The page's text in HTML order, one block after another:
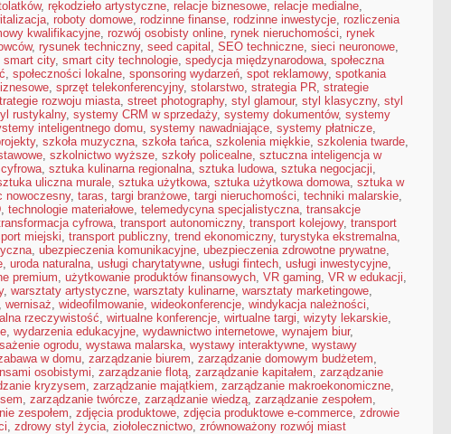
, rękodzieło artystyczne, relacje biznesowe, relacje medialne,
, roboty domowe, rodzinne finanse, rodzinne inwestycje, rozliczenia
kwalifikacyjne, rozwój osobisty online, rynek nieruchomości, rynek
, rysunek techniczny, seed capital , SEO techniczne, sieci neuronowe,
smart city, smart city technologie, spedycja międzynarodowa, społeczna
, społeczności lokalne, sponsoring wydarzeń, spot reklamowy, spotkania
, sprzęt telekonferencyjny, stolarstwo, strategia PR, strategie
rozwoju miasta, street photography, styl glamour, styl klasyczny, styl
rustykalny, systemy CRM w sprzedaży, systemy dokumentów, systemy
inteligentnego domu, systemy nawadniające, systemy płatnicze,
, szkoła muzyczna, szkoła tańca, szkolenia miękkie, szkolenia twarde,
, szkolnictwo wyższe, szkoły policealne, sztuczna inteligencja w
, sztuka kulinarna regionalna, sztuka ludowa, sztuka negocjacji,
uliczna murale, sztuka użytkowa, sztuka użytkowa domowa, sztuka w
nowoczesny, taras, targi branżowe, targi nieruchomości, techniki malarskie,
, technologie materiałowe, telemedycyna specjalistyczna, transakcje
cyfrowa, transport autonomiczny, transport kolejowy, transport
miejski, transport publiczny, trend ekonomiczny, turystyka ekstremalna,
, ubezpieczenia komunikacyjne, ubezpieczenia zdrowotne prywatne,
, uroda naturalna, usługi charytatywne, usługi fintech, usługi inwestycyjne,
premium, użytkowanie produktów finansowych, VR gaming, VR w edukacji,
, warsztaty artystyczne, warsztaty kulinarne, warsztaty marketingowe,
, wernisaż, wideofilmowanie, wideokonferencje, windykacja należności,
rzeczywistość, wirtualne konferencje, wirtualne targi, wizyty lekarskie,
, wydarzenia edukacyjne, wydawnictwo internetowe, wynajem biur,
ogrodu, wystawa malarska, wystawy interaktywne, wystawy
w domu, zarządzanie biurem, zarządzanie domowym budżetem,
osobistymi, zarządzanie flotą, zarządzanie kapitałem, zarządzanie
kryzysem, zarządzanie majątkiem, zarządzanie makroekonomiczne,
, zarządzanie twórcze, zarządzanie wiedzą, zarządzanie zespołem,
zespołem, zdjęcia produktowe, zdjęcia produktowe e-commerce, zdrowie
, zdrowy styl życia, ziołolecznictwo, zrównoważony rozwój miast